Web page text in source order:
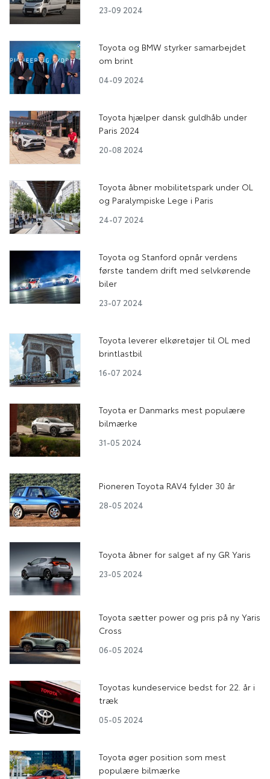
23-09 2024
Toyota og BMW styrker samarbejdet
om brint
04-09 2024
Toyota hjælper dansk guldhåb under
Paris 2024
20-08 2024
Toyota åbner mobilitetspark under OL
og Paralympiske Lege i Paris
24-07 2024
Toyota og Stanford opnår verdens
første tandem drift med selvkørende
biler
23-07 2024
Toyota leverer elkøretøjer til OL med
brintlastbil
16-07 2024
Toyota er Danmarks mest populære
bilmærke
31-05 2024
Pioneren Toyota RAV4 fylder 30 år
28-05 2024
Toyota åbner for salget af ny GR Yaris
23-05 2024
Toyota sætter power og pris på ny Yaris
Cross
06-05 2024
Toyotas kundeservice bedst for 22. år i
træk
05-05 2024
Toyota øger position som mest
populære bilmærke